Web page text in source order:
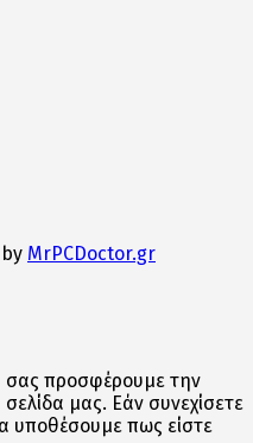
MrPCDoctor.gr
σας προσφέρουμε την
μας. Εάν συνεχίσετε
υποθέσουμε πως είστε